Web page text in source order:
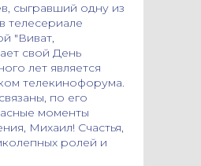
сыгравший одну из
телесериале
"Виват,
свой День
лет является
телекинофорума.
по его
моменты
Михаил! Счастья,
ролей и